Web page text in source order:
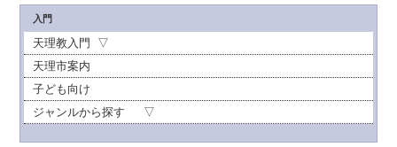
入門
天理教入門
天理市案内
子ども向け
ジャンルから探す